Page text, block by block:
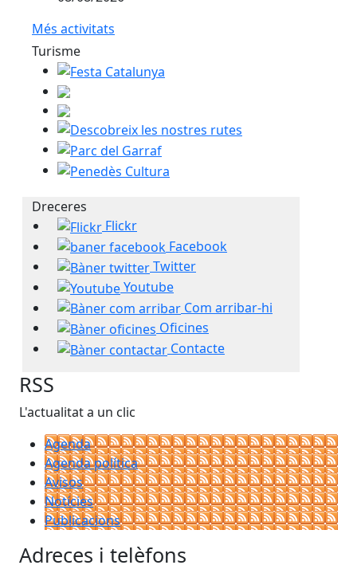
Més activitats
Turisme
Festa Catalunya
Descobreix les nostres rutes
Parc del Garraf
Penedès Cultura
Dreceres
Flickr
Facebook
Twitter
Youtube
Com arribar-hi
Oficines
Contacte
RSS
L'actualitat a un clic
Agenda
Agenda política
Avisos
Notícies
Publicacions
Adreces i telèfons